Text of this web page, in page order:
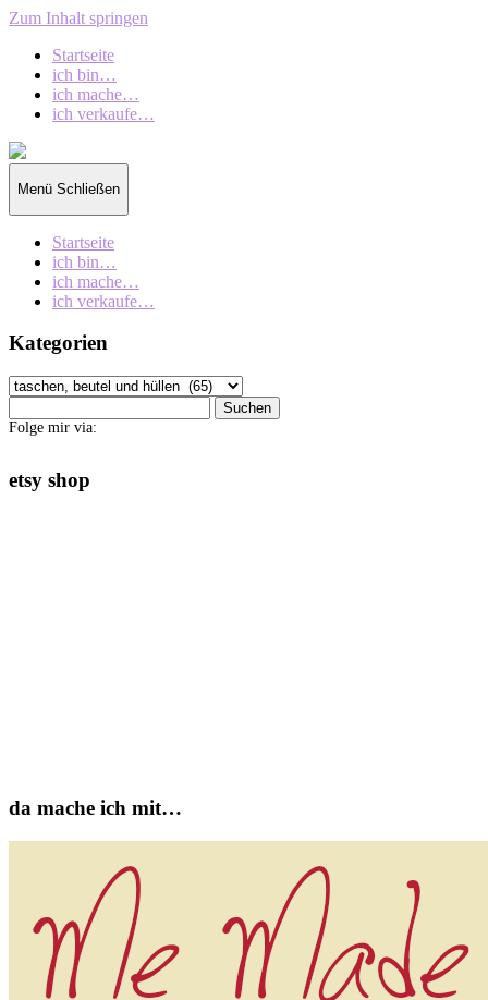
Zum Inhalt springen
Startseite
ich bin…
ich mache…
ich verkaufe…
collection
oberschin
Menü Schließen
Startseite
ich bin…
ich mache…
ich verkaufe…
Kategorien
Kategorien
nach:
Folge mir via:
etsy shop
da mache ich mit…